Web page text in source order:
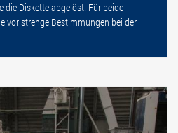
die Diskette abgelöst. Für beide
vor strenge Bestimmungen bei der